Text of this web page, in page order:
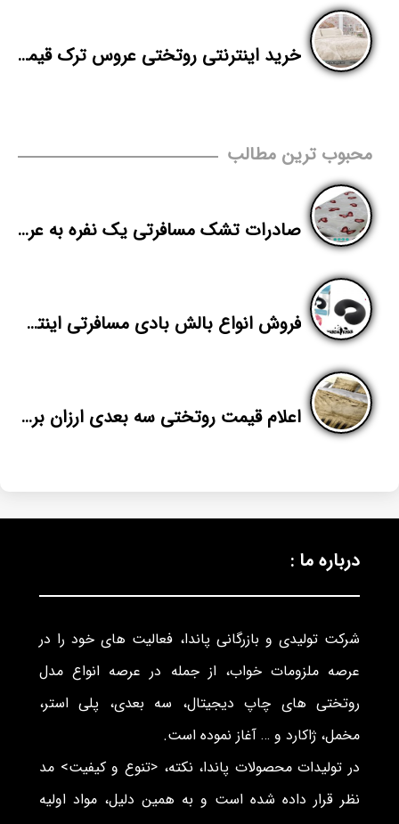
خرید اینترنتی روتختی عروس ترک قیمت مناسب
محبوب ترین مطالب
صادرات تشک مسافرتی یک نفره به عراق
فروش انواع بالش بادی مسافرتی اینتکس
اعلام قیمت روتختی سه بعدی ارزان برای خرید عمده
درباره ما :
شرکت تولیدی و بازرگانی پاندا، فعالیت های خود را در
عرصه ملزومات خواب، از جمله در عرصه انواع مدل
روتختی های چاپ دیجیتال، سه بعدی، پلی استر،
مخمل، ژاکارد و … آغاز نموده است.
در تولیدات محصولات پاندا، نکته، <تنوع و کیفیت> مد
نظر قرار داده شده است و به همین دلیل، مواد اولیه